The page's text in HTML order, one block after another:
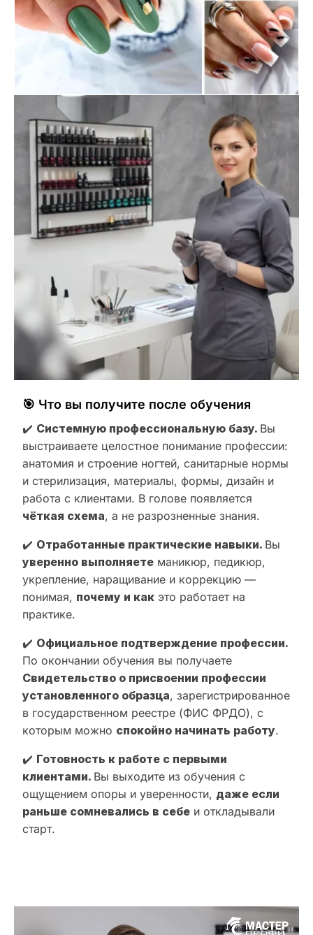
🎯 Что вы получите после обучения
✔️ Системную профессиональную базу. Вы
выстраиваете целостное понимание профессии:
анатомия и строение ногтей, санитарные нормы
и стерилизация, материалы, формы, дизайн и
работа с клиентами. В голове появляется
чёткая схема, а не разрозненные знания.
✔️ Отработанные практические навыки. Вы
уверенно выполняете маникюр, педикюр,
укрепление, наращивание и коррекцию —
понимая, почему и как это работает на
практике.
✔️ Официальное подтверждение профессии.
По окончании обучения вы получаете
Свидетельство о присвоении профессии
установленного образца, зарегистрированное
в государственном реестре (ФИС ФРДО), с
которым можно спокойно начинать работу.
✔️ Готовность к работе с первыми
клиентами. Вы выходите из обучения с
ощущением опоры и уверенности, даже если
раньше сомневались в себе и откладывали
старт.